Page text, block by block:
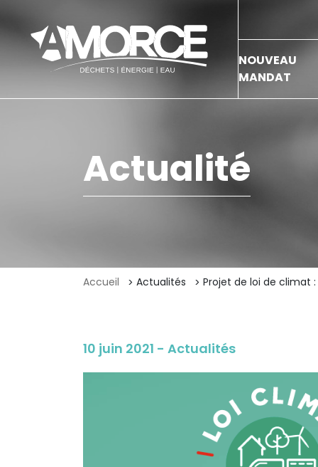
NOUVEAU
MANDAT
Actualité
Accueil Actualités Projet de loi de climat
10 juin 2021 - Actualités